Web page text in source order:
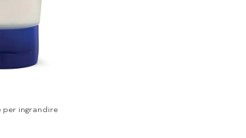
per ingrandire